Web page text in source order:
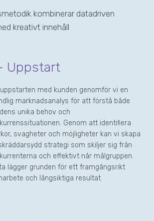
kombinerar datadriven
kreativt innehåll
Uppstart
med kunden genomför vi en
marknadsanalys för att förstå både
unika behov och
Genom att identifiera
svagheter och möjligheter kan vi skapa
strategi som skiljer sig från
och effektivt når målgruppen.
lägger grunden för ett framgångsrikt
och långsiktiga resultat.